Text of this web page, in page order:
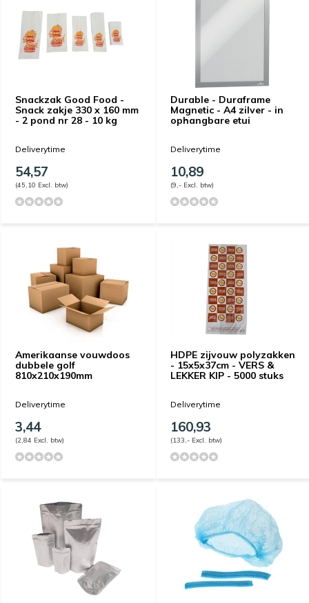
Snackzak Good Food -
Snack zakje 330 x 160 mm
- 2 pond nr 28 - 10 kg
Deliverytime
54,57
(45,10 Excl. btw)
Durable - Duraframe
Magnetic - A4 zilver - in
ophangbare etui
Deliverytime
10,89
(9,- Excl. btw)
Amerikaanse vouwdoos
dubbele golf
810x210x190mm
Deliverytime
3,44
(2,84 Excl. btw)
HDPE zijvouw polyzakken
- 15x5x37cm - VERS &
LEKKER KIP - 5000 stuks
Deliverytime
160,93
(133,- Excl. btw)